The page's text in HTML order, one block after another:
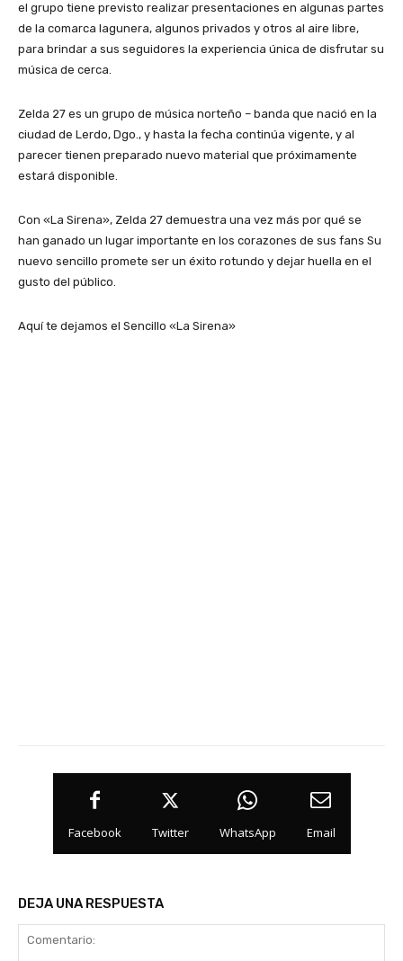
el grupo tiene previsto realizar presentaciones en algunas partes
de la comarca lagunera, algunos privados y otros al aire libre,
para brindar a sus seguidores la experiencia única de disfrutar su
música de cerca.
Zelda 27 es un grupo de música norteño – banda que nació en la
ciudad de Lerdo, Dgo., y hasta la fecha continúa vigente, y al
parecer tienen preparado nuevo material que próximamente
estará disponible.
Con «La Sirena», Zelda 27 demuestra una vez más por qué se
han ganado un lugar importante en los corazones de sus fans Su
nuevo sencillo promete ser un éxito rotundo y dejar huella en el
gusto del público.
Aquí te dejamos el Sencillo «La Sirena»
Facebook Twitter WhatsApp Email
DEJA UNA RESPUESTA